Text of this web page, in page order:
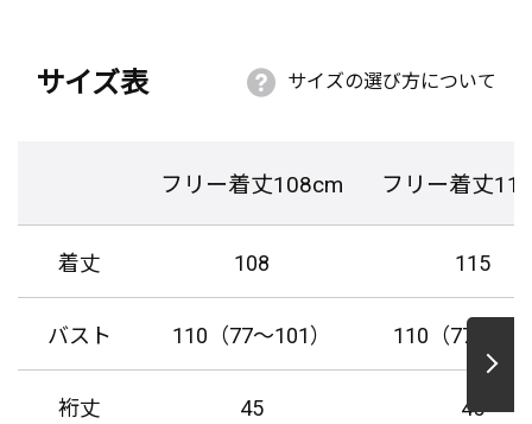
サイズ表 サイズの選び方について
フリー着丈108cm フリー着丈
着丈 108 115
バスト 110（77～101） 110（77～
裄丈 45 45